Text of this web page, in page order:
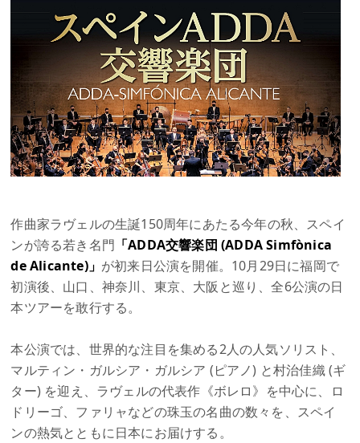
作曲家ラヴェルの生誕150周年にあたる今年の秋、スペイ
ンが誇る若き名門 「ADDA交響楽団 (ADDA Simfònica
de Alicante)」 が初来日公演を開催。10月29日に福岡で
初演後、山口、神奈川、東京、大阪と巡り、全6公演の日
本ツアーを敢行する。
本公演では、世界的な注目を集める2人の人気ソリスト、
マルティン・ガルシア・ガルシア (ピアノ) と村治佳織 (ギ
ター) を迎え、ラヴェルの代表作《ボレロ》を中心に、ロ
ドリーゴ、ファリャなどの珠玉の名曲の数々を、スペイ
ンの熱気とともに日本にお届けする。